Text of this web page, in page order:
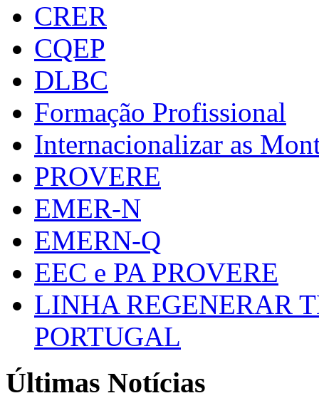
CRER
CQEP
DLBC
Formação Profissional
Internacionalizar as
PROVERE
EMER-N
EMERN-Q
EEC e PA PROVERE
LINHA REGENERAR
PORTUGAL
Últimas Notícias